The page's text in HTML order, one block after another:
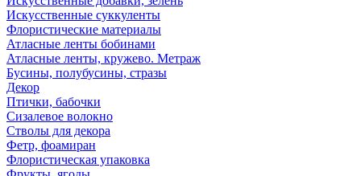
Искусственные суккуленты
Флористические материалы
Атласные ленты бобинами
Атласные ленты, кружево. Метраж
Бусины, полубусины, стразы
Декор
Птички, бабочки
Сизалевое волокно
Стволы для декора
Фетр, фоамиран
Флористическая упаковка